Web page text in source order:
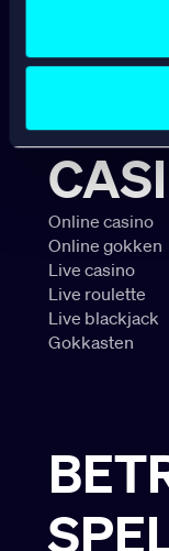
Sociale media
Wedden op
Online casino
Online gokken
Live casino
Live roulette
Live blackjack
Gokkasten